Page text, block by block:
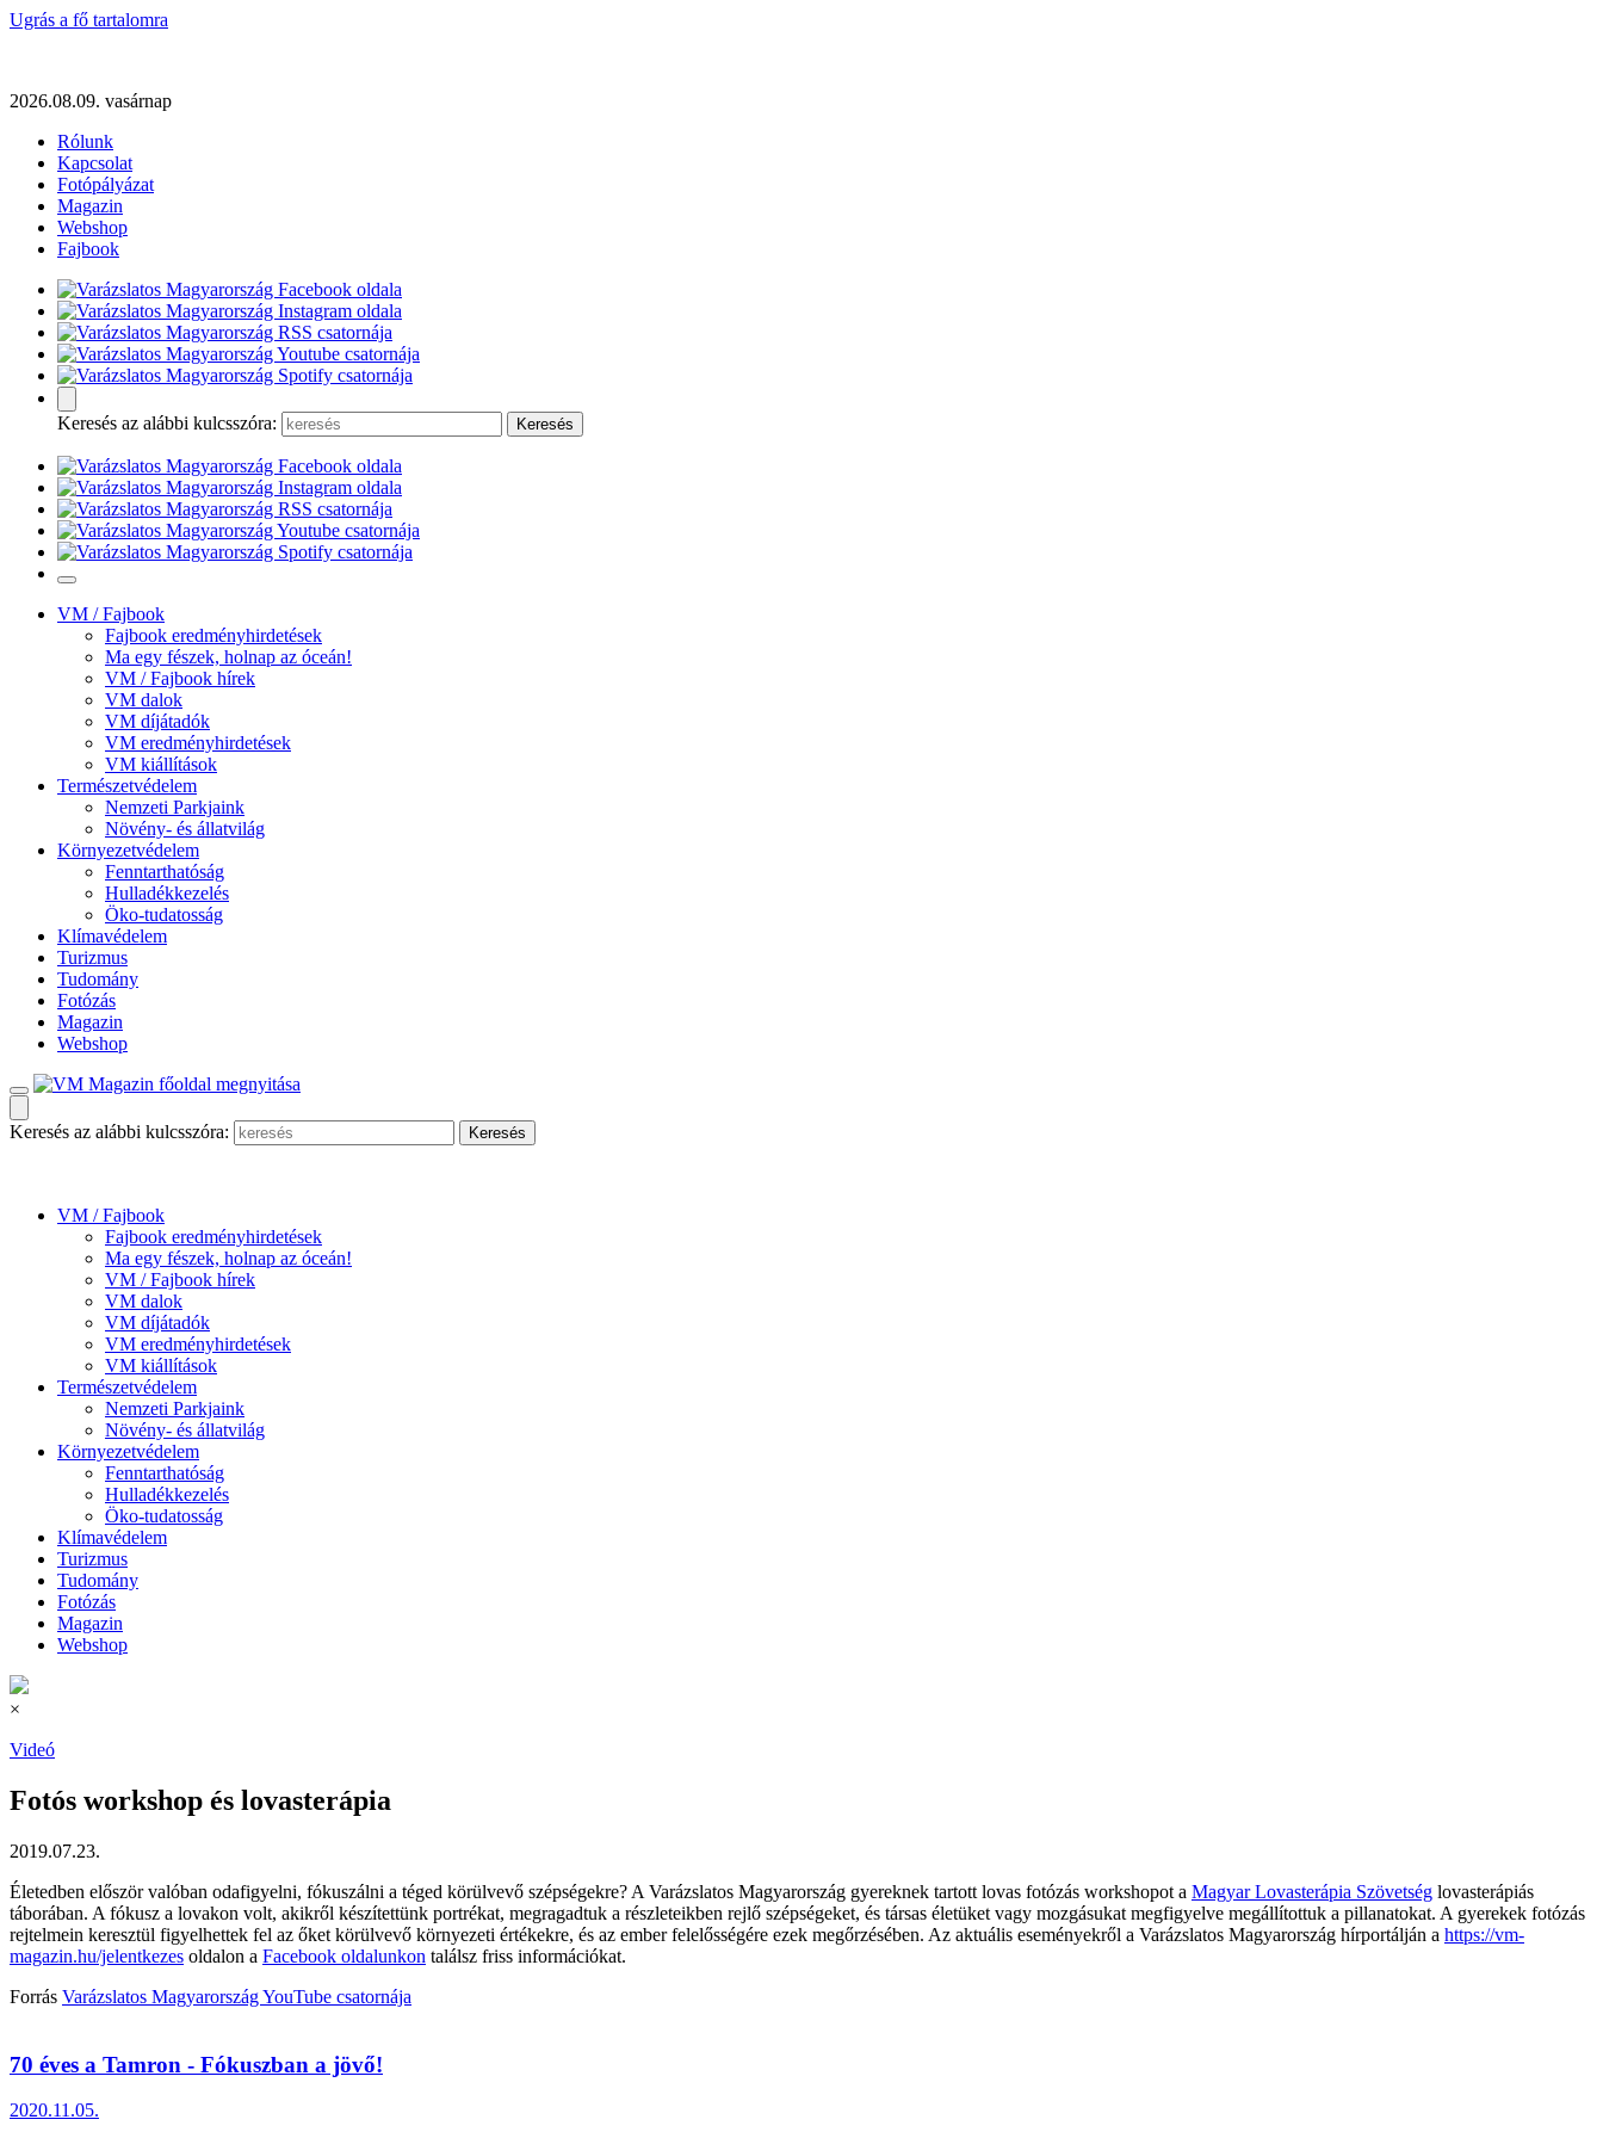
Ugrás a fő tartalomra
2026.08.09. vasárnap
Rólunk
Kapcsolat
Fotópályázat
Magazin
Webshop
Fajbook
Keresés az alábbi kulcsszóra:
VM / Fajbook
Fajbook eredményhirdetések
Ma egy fészek, holnap az óceán!
VM / Fajbook hírek
VM dalok
VM díjátadók
VM eredményhirdetések
VM kiállítások
Természetvédelem
Nemzeti Parkjaink
Növény- és állatvilág
Környezetvédelem
Fenntarthatóság
Hulladékkezelés
Öko-tudatosság
Klímavédelem
Turizmus
Tudomány
Fotózás
Magazin
Webshop
Keresés az alábbi kulcsszóra:
VM / Fajbook
Fajbook eredményhirdetések
Ma egy fészek, holnap az óceán!
VM / Fajbook hírek
VM dalok
VM díjátadók
VM eredményhirdetések
VM kiállítások
Természetvédelem
Nemzeti Parkjaink
Növény- és állatvilág
Környezetvédelem
Fenntarthatóság
Hulladékkezelés
Öko-tudatosság
Klímavédelem
Turizmus
Tudomány
Fotózás
Magazin
Webshop
×
Videó
Fotós workshop és lovasterápia
2019.07.23.
Életedben először valóban odafigyelni, fókuszálni a téged körülvevő szépségekre? A Varázslatos Magyarország gyereknek tartott lovas fotózás workshopot a Magyar Lovasterápia Szövetség lovasterápiás
táborában. A fókusz a lovakon volt, akikről készítettünk portrékat, megragadtuk a részleteikben rejlő szépségeket, és társas életüket vagy mozgásukat megfigyelve megállítottuk a pillanatokat. A gyerekek fotózás
rejtelmein keresztül figyelhettek fel az őket körülvevő környezeti értékekre, és az ember felelősségére ezek megőrzésében. Az aktuális eseményekről a Varázslatos Magyarország hírportálján a https://vm-
magazin.hu/jelentkezes oldalon a Facebook oldalunkon találsz friss információkat.
Forrás Varázslatos Magyarország YouTube csatornája
70 éves a Tamron - Fókuszban a jövő!
2020.11.05.